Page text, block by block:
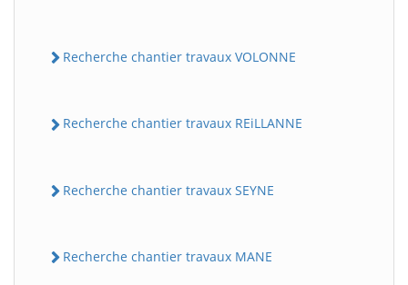
Recherche chantier travaux VOLONNE
Recherche chantier travaux REiLLANNE
Recherche chantier travaux SEYNE
Recherche chantier travaux MANE